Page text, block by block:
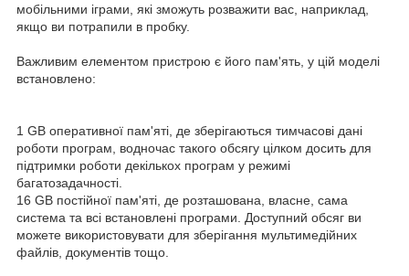
мобільними іграми, які зможуть розважити вас, наприклад,
якщо ви потрапили в пробку.
Важливим елементом пристрою є його пам'ять, у цій моделі
встановлено:
1 GB оперативної пам'яті, де зберігаються тимчасові дані
роботи програм, водночас такого обсягу цілком досить для
підтримки роботи декількох програм у режимі
багатозадачності.
16 GB постійної пам'яті, де розташована, власне, сама
система та всі встановлені програми. Доступний обсяг ви
можете використовувати для зберігання мультимедійних
файлів, документів тощо.